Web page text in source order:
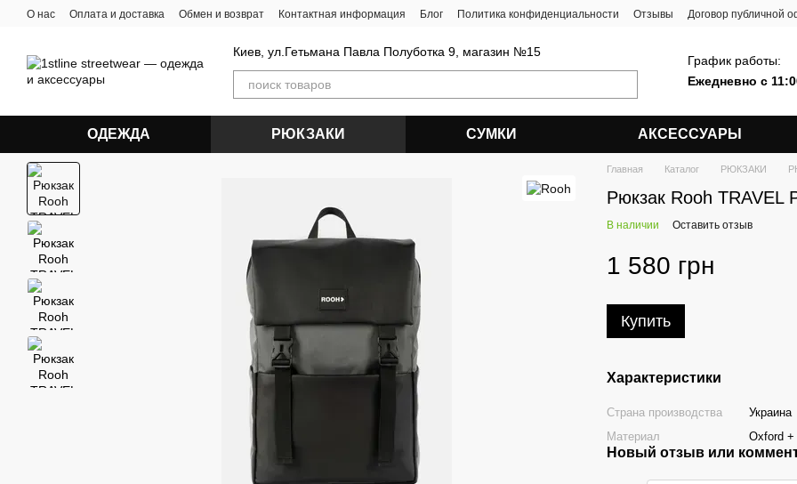
Перейти к основному контенту
О нас Оплата и доставка Обмен и возврат Контактная информация Блог Политика конфиденциальности Отзывы Договор публичной
Киев, ул.Гетьмана Павла Полуботка 9, магазин №15
График работы:
Ежедневно с
ОДЕЖДА РЮКЗАКИ СУМКИ АКСЕССУАРЫ
Главная Каталог РЮКЗАКИ
Рюкзак Rooh TRAVEL
В наличии Оставить отзыв
1 580 грн
Купить
Характеристики
Страна производства
Украина
Материал
Oxford +
Новый отзыв или